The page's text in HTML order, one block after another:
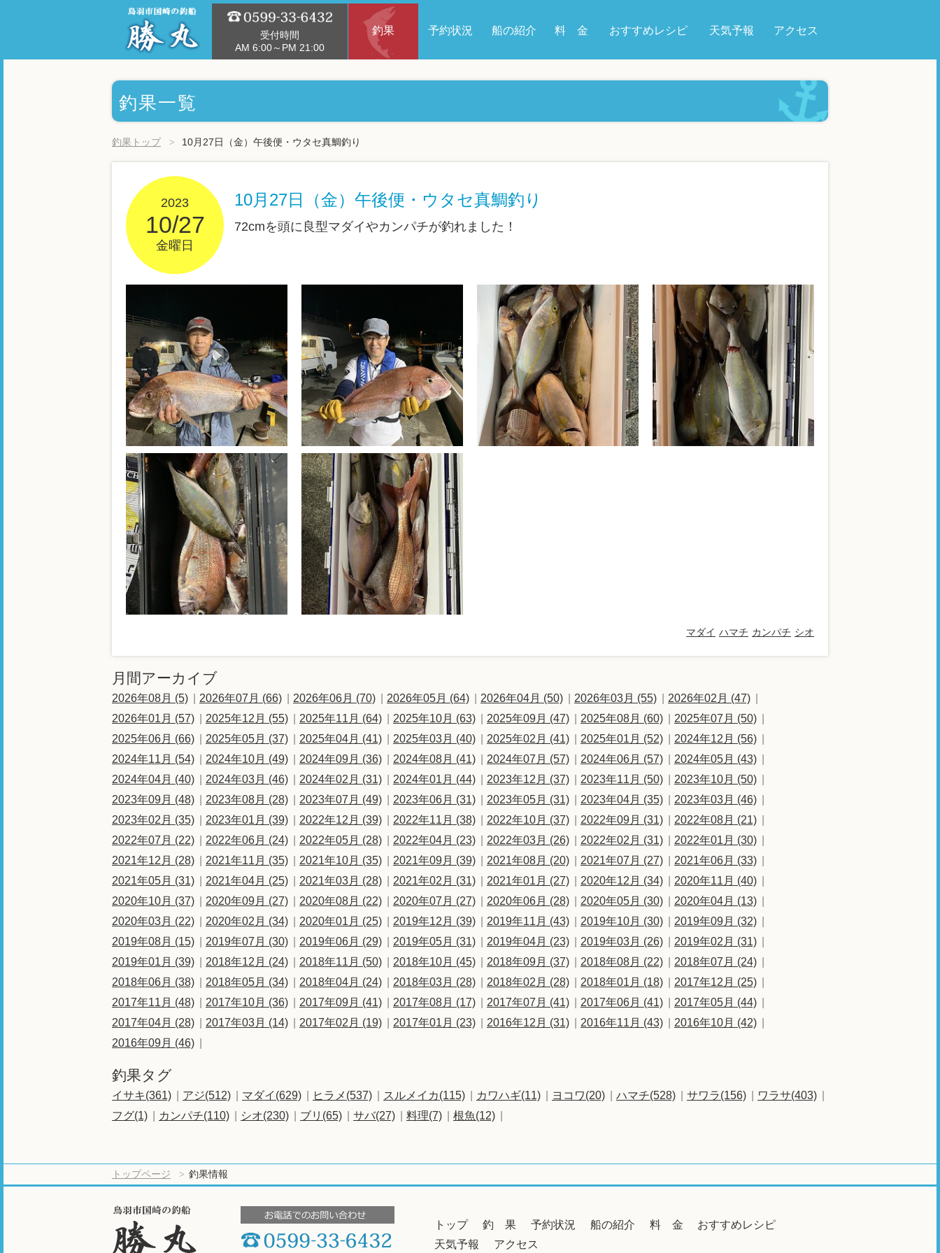
受付時間
AM 6:00～PM 21:00
釣果 予約状況 船の紹介 料 金 おすすめレシピ 天気予報 アクセス
釣果一覧
釣果トップ 10月27日（金）午後便・ウタセ真鯛釣り
2023
10/27
金曜日
10月27日（金）午後便・ウタセ真鯛釣り
72cmを頭に良型マダイやカンパチが釣れました！
マダイ ハマチ カンパチ シオ
月間アーカイブ
2026年08月 (5) 2026年07月 (66) 2026年06月 (70) 2026年05月 (64) 2026年04月 (50) 2026年03月 (55)
2026年02月 (47)
2026年01月 (57)
2025年12月 (55) 2025年11月 (64) 2025年10月 (63) 2025年09月 (47) 2025年08月 (60)
2025年07月 (50)
2025年06月 (66)
2025年05月 (37) 2025年04月 (41) 2025年03月 (40) 2025年02月 (41) 2025年01月 (52)
2024年12月 (56)
2024年11月 (54)
2024年10月 (49) 2024年09月 (36) 2024年08月 (41) 2024年07月 (57) 2024年06月 (57)
2024年05月 (43)
2024年04月 (40)
2024年03月 (46) 2024年02月 (31) 2024年01月 (44) 2023年12月 (37) 2023年11月 (50)
2023年10月 (50)
2023年09月 (48)
2023年08月 (28) 2023年07月 (49) 2023年06月 (31) 2023年05月 (31) 2023年04月 (35)
2023年03月 (46)
2023年02月 (35)
2023年01月 (39) 2022年12月 (39) 2022年11月 (38) 2022年10月 (37) 2022年09月 (31)
2022年08月 (21)
2022年07月 (22)
2022年06月 (24) 2022年05月 (28) 2022年04月 (23) 2022年03月 (26) 2022年02月 (31)
2022年01月 (30)
2021年12月 (28)
2021年11月 (35) 2021年10月 (35) 2021年09月 (39) 2021年08月 (20) 2021年07月 (27)
2021年06月 (33)
2021年05月 (31)
2021年04月 (25) 2021年03月 (28) 2021年02月 (31) 2021年01月 (27) 2020年12月 (34)
2020年11月 (40)
2020年10月 (37)
2020年09月 (27) 2020年08月 (22) 2020年07月 (27) 2020年06月 (28) 2020年05月 (30)
2020年04月 (13)
2020年03月 (22)
2020年02月 (34) 2020年01月 (25) 2019年12月 (39) 2019年11月 (43) 2019年10月 (30)
2019年09月 (32)
2019年08月 (15)
2019年07月 (30) 2019年06月 (29) 2019年05月 (31) 2019年04月 (23) 2019年03月 (26)
2019年02月 (31)
2019年01月 (39)
2018年12月 (24) 2018年11月 (50) 2018年10月 (45) 2018年09月 (37) 2018年08月 (22)
2018年07月 (24)
2018年06月 (38)
2018年05月 (34) 2018年04月 (24) 2018年03月 (28) 2018年02月 (28) 2018年01月 (18)
2017年12月 (25)
2017年11月 (48)
2017年10月 (36) 2017年09月 (41) 2017年08月 (17) 2017年07月 (41) 2017年06月 (41)
2017年05月 (44)
2017年04月 (28)
2017年03月 (14) 2017年02月 (19) 2017年01月 (23) 2016年12月 (31) 2016年11月 (43)
2016年10月 (42)
2016年09月 (46)
釣果タグ
イサキ(361) アジ(512) マダイ(629) ヒラメ(537) スルメイカ(115) カワハギ(11) ヨコワ(20) ハマチ(528) サワラ(156)
ワラサ(403)
フグ(1)
カンパチ(110) シオ(230) ブリ(65) サバ(27) 料理(7) 根魚(12)
トップページ 釣果情報
トップ 釣 果 予約状況 船の紹介 料 金
おすすめレシピ
天気予報
アクセス